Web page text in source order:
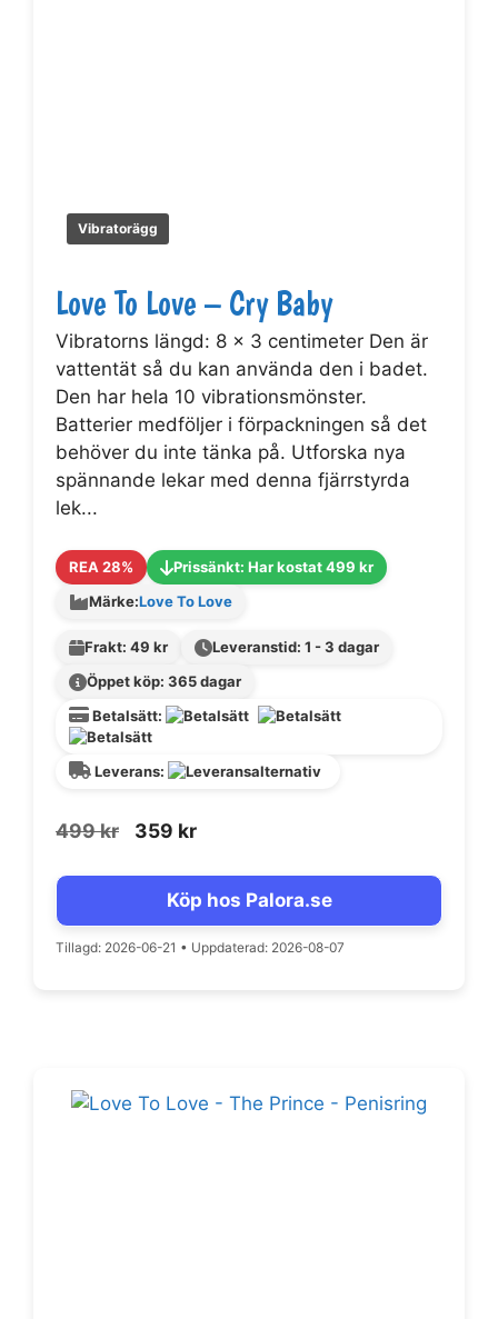
Vibratorägg
Love To Love – Cry Baby
Vibratorns längd: 8 x 3 centimeter Den är
vattentät så du kan använda den i badet.
Den har hela 10 vibrationsmönster.
Batterier medföljer i förpackningen så det
behöver du inte tänka på. Utforska nya
spännande lekar med denna fjärrstyrda
lek...
REA 28%
Prissänkt: Har kostat 499 kr
Märke:Love To Love
Frakt: 49 kr
Leveranstid: 1 - 3 dagar
Öppet köp: 365 dagar
Betalsätt:
Leverans:
499kr
Det
priset
499 kr.
359 krDet
priset
359 kr.
Köp hos Palora.se
Tillagd: 2026-06-21 • Uppdaterad: 2026-08-07